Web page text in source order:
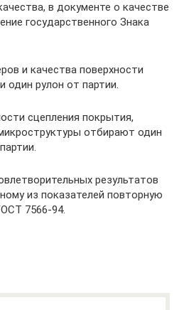
в документе о качестве
государственного Знака
и качества поверхности
один рулон от партии.
сцепления покрытия,
отбирают один
результатов
из показателей повторную
7566-94.